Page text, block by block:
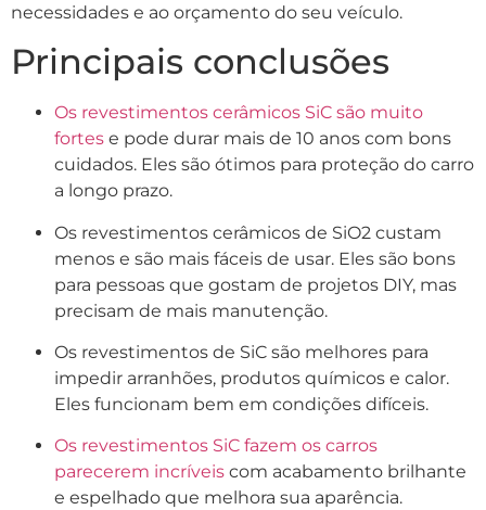
necessidades e ao orçamento do seu veículo.
Principais conclusões
Os revestimentos cerâmicos SiC são muito
fortes e pode durar mais de 10 anos com bons
cuidados. Eles são ótimos para proteção do carro
a longo prazo.
Os revestimentos cerâmicos de SiO2 custam
menos e são mais fáceis de usar. Eles são bons
para pessoas que gostam de projetos DIY, mas
precisam de mais manutenção.
Os revestimentos de SiC são melhores para
impedir arranhões, produtos químicos e calor.
Eles funcionam bem em condições difíceis.
Os revestimentos SiC fazem os carros
parecerem incríveis com acabamento brilhante
e espelhado que melhora sua aparência.